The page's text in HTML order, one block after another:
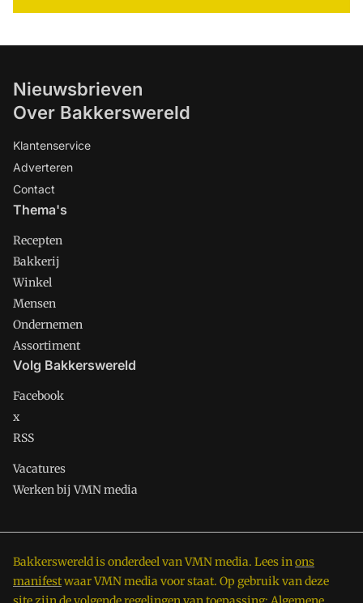
Nieuwsbrieven
Over Bakkerswereld
Klantenservice
Adverteren
Contact
Thema's
Recepten
Bakkerij
Winkel
Mensen
Ondernemen
Assortiment
Volg Bakkerswereld
Facebook
x
RSS
Vacatures
Werken bij VMN media
Bakkerswereld is onderdeel van VMN media. Lees inons
manifestwaar VMN media voor staat. Op gebruik van deze